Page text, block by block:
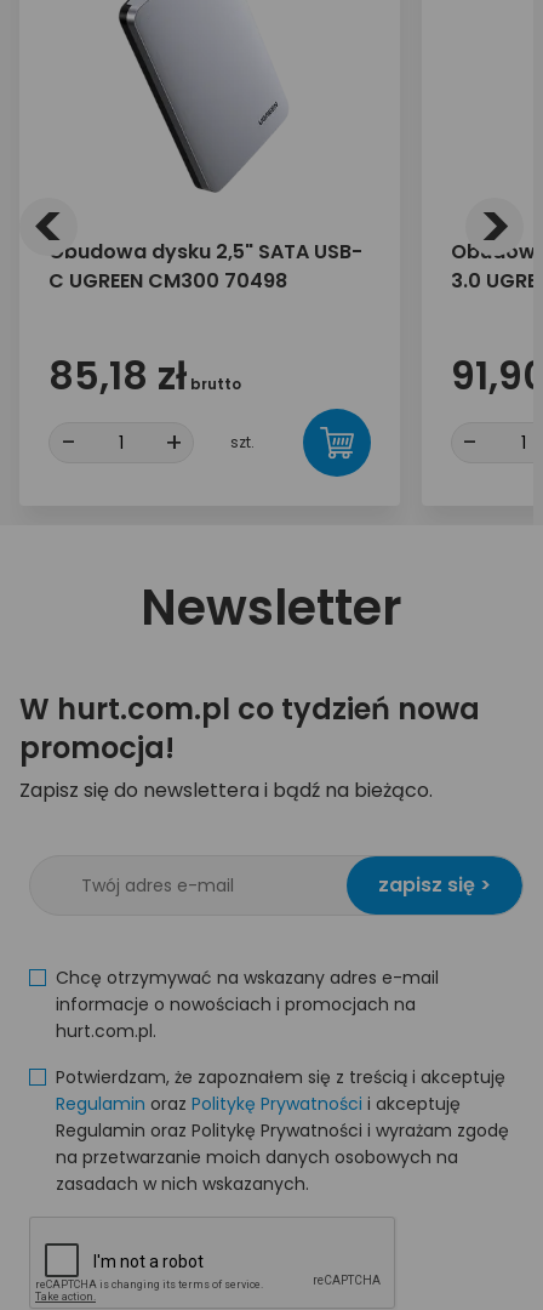
Obudowa dysku 2,5" SATA USB-
C UGREEN CM300 70498
85,18 zł brutto
- + szt.
3.0
-
< >
Newsletter
W hurt.com.pl co tydzień nowa
promocja!
Zapisz się do newslettera i bądź na bieżąco.
zapisz się >
Chcę otrzymywać na wskazany adres e-mail
informacje o nowościach i promocjach na
hurt.com.pl.
Potwierdzam, że zapoznałem się z treścią i akceptuję
Regulamin oraz Politykę Prywatności i akceptuję
Regulamin oraz Politykę Prywatności i wyrażam zgodę
na przetwarzanie moich danych osobowych na
zasadach w nich wskazanych.